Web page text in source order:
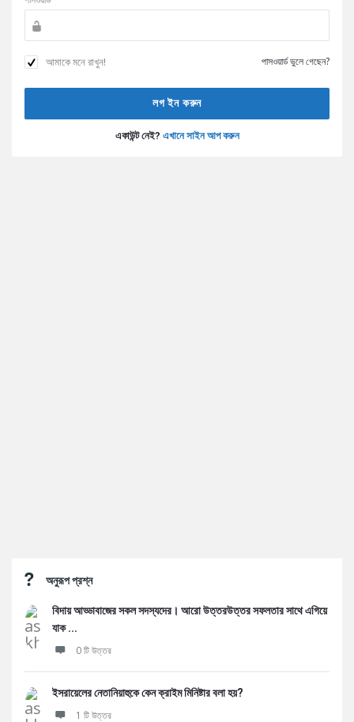
আমাকে মনে রাখুন! পাসওয়ার্ড ভুলে গেছেন?
একাউন্ট নেই? এখানে সাইন আপ করুন
Sidebar
অনুরূপ প্রশ্ন
বিদায় আড্ডাবাজের সকল সদস্যদের। আরো উত্তরউত্তর সফলতার সাথে এগিয়ে
যাক ...
0 টি উত্তর
ইসরায়েলের নেতানিয়াহুকে কেন ক্রাইম মিনিষ্টার বলা হয়?
1 টি উত্তর